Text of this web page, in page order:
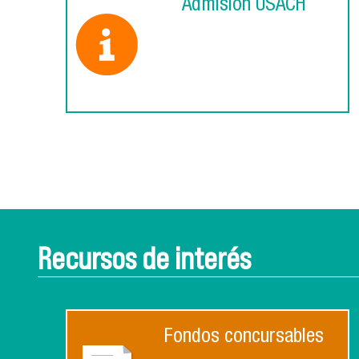
Admisión USACH
Recursos de interés
Fondos concursables